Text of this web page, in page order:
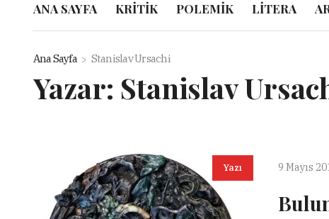
ANA SAYFA KRİTİK POLEMİK LİTERA
Ana Sayfa Stanislav Ursachi
Yazar: Stanislav
Yazı 9 Mayıs